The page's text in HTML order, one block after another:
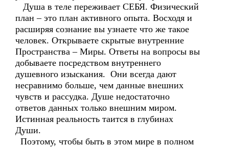
Душа в теле переживает СЕБЯ. Физический
план – это план активного опыта. Восходя и
расширяя сознание вы узнаете что же такое
человек. Открываете скрытые внутренние
Пространства – Миры. Ответы на вопросы вы
добываете посредством внутреннего
душевного изыскания. Они всегда дают
несравнимо больше, чем данные внешних
чувств и рассудка. Душе недостаточно
ответов данных только внешним миром.
Истинная реальность таится в глубинах
Души.
Поэтому, чтобы быть в этом мире в полном